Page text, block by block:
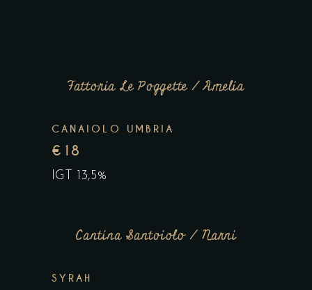
Fattoria Le Poggette / Amelia
CANAIOLO UMBRIA
€18
IGT 13,5%
Cantina Santoiolo / Narni
SYRAH